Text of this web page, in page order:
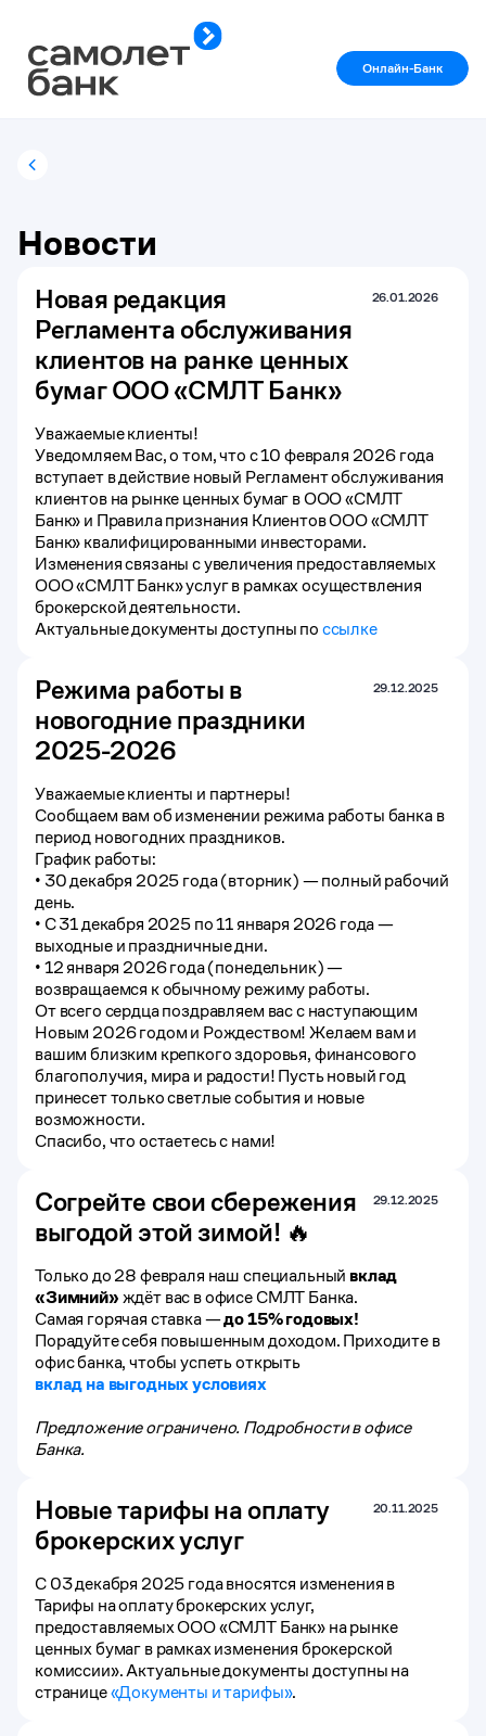
Онлайн-Банк
Новости
Новая редакция
Регламента обслуживания
клиентов на ранке ценных
бумаг ООО «СМЛТ Банк»
26.01.2026
Уважаемые клиенты!
Уведомляем Вас, о том, что с 10 февраля 2026 года
вступает в действие новый Регламент обслуживания
клиентов на рынке ценных бумаг в ООО «СМЛТ
Банк» и Правила признания Клиентов ООО «СМЛТ
Банк» квалифицированными инвесторами.
Изменения связаны с увеличения предоставляемых
ООО «СМЛТ Банк» услуг в рамках осуществления
брокерской деятельности.
Актуальные документы доступны поссылке
Режима работы в
новогодние праздники
2025-2026
29.12.2025
Уважаемые клиенты и партнеры!
Сообщаем вам об изменении режима работы банка в
период новогодних праздников.
График работы:
• 30 декабря 2025 года (вторник) — полный рабочий
день.
• С 31 декабря 2025 по 11 января 2026 года —
выходные и праздничные дни.
• 12 января 2026 года (понедельник) —
возвращаемся к обычному режиму работы.
От всего сердца поздравляем вас с наступающим
Новым 2026 годом и Рождеством! Желаем вам и
вашим близким крепкого здоровья, финансового
благополучия, мира и радости! Пусть новый год
принесет только светлые события и новые
возможности.
Спасибо, что остаетесь с нами!
Согрейте свои сбережения
выгодой этой зимой! 🔥
29.12.2025
Только до 28 февраля наш специальный вклад
«Зимний»ждёт вас в офисе СМЛТ Банка.
Самая горячая ставка —до 15% годовых!
Порадуйте себя повышенным доходом. Приходите в
офис банка, чтобы успеть открыть
вклад на выгодных условиях
Предложение ограничено. Подробности в офисе
Банка.
Новые тарифы на оплату
брокерских услуг
20.11.2025
С 03 декабря 2025 года вносятся изменения в
Тарифы на оплату брокерских услуг,
предоставляемых ООО «СМЛТ Банк» на рынке
ценных бумаг в рамках изменения брокерской
комиссии». Актуальные документы доступны на
странице«Документы и тарифы».